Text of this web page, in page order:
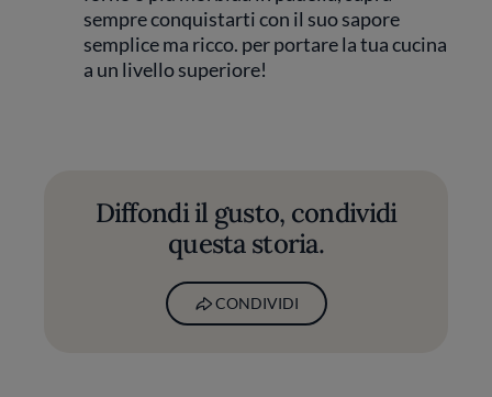
sempre conquistarti con il suo sapore
semplice ma ricco. per portare la tua cucina
a un livello superiore!
Diffondi il gusto, condividi
questa storia.
CONDIVIDI